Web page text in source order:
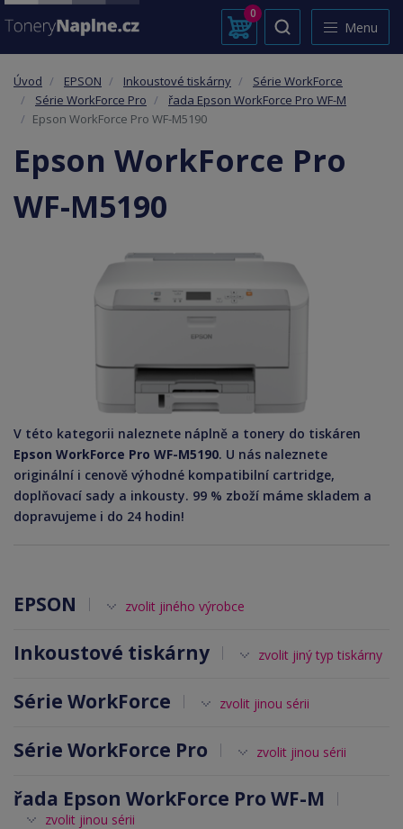
0
Menu
Úvod EPSON Inkoustové tiskárny
Série WorkForce
Série WorkForce Pro
řada Epson WorkForce Pro WF-M
Epson WorkForce Pro WF-M5190
Epson WorkForce Pro
WF-M5190
V této kategorii naleznete náplně a tonery do tiskáren
Epson WorkForce Pro WF-M5190. U nás naleznete
originální i cenově výhodné kompatibilní cartridge,
doplňovací sady a inkousty. 99 % zboží máme skladem a
dopravujeme i do 24 hodin!
EPSON zvolit jiného výrobce
Inkoustové tiskárny zvolit jiný typ tiskárny
Série WorkForce zvolit jinou sérii
Série WorkForce Pro zvolit jinou sérii
řada Epson WorkForce Pro WF-M
zvolit jinou sérii